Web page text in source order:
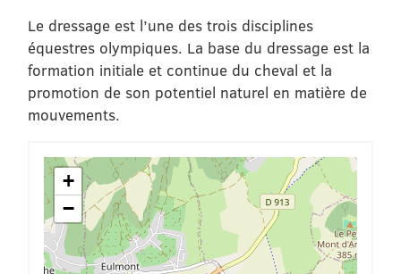
Le dressage est l’une des trois disciplines
équestres olympiques. La base du dressage est la
formation initiale et continue du cheval et la
promotion de son potentiel naturel en matière de
mouvements.
+
−